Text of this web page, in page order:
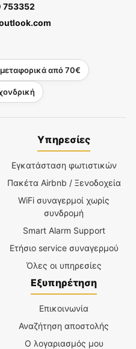
από 70€
Υπηρεσίες
Εγκατάσταση φωτιστικών
Πακέτα Airbnb / Ξενοδοχεία
WiFi συναγερμοί χωρίς
συνδρομή
Smart Alarm Support
Ετήσιο service συναγερμού
Όλες οι υπηρεσίες
Εξυπηρέτηση
Επικοινωνία
Αναζήτηση αποστολής
Ο λογαριασμός μου